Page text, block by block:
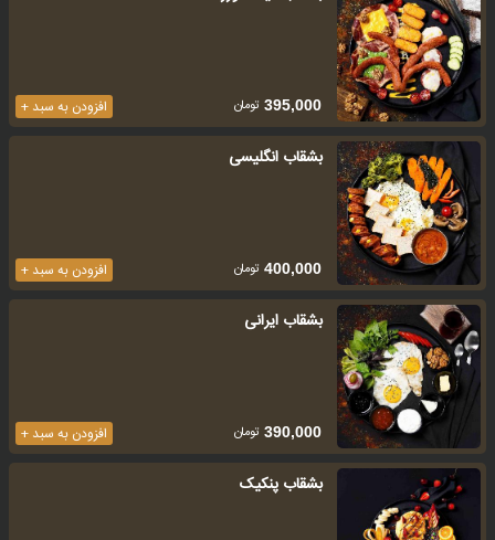
افزودن به سبد + 395,000 تومان
بشقاب انگلیسی
افزودن به سبد + 400,000 تومان
بشقاب ایرانی
افزودن به سبد + 390,000 تومان
بشقاب پنکیک